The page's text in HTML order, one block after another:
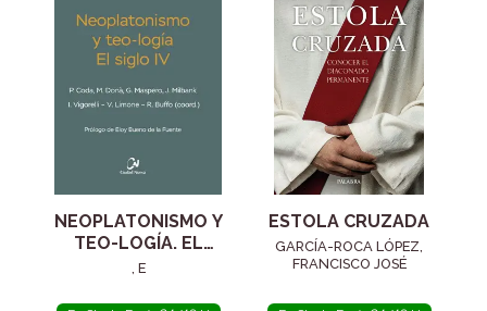
NEOPLATONISMO Y
TEO-LOGÍA. EL
SIGLO IV
, E
ESTOLA CRUZADA
GARCÍA-ROCA LÓPEZ,
FRANCISCO JOSÉ